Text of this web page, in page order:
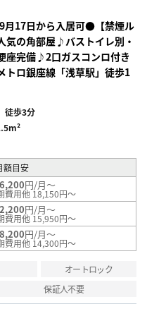
録
17日から入居可●【禁煙ル
気の角部屋♪バストイレ別・
座完備♪2口ガスコンロ付き
ロ銀座線「浅草駅」徒歩1
徒歩3分
額目安
円/月～
費用他 18,150円～
円/月～
費用他 15,950円～
円/月～
費用他 14,300円～
オートロック
保証人不要